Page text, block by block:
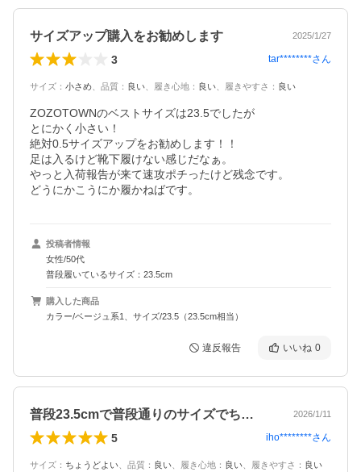
サイズアップ購入をお勧めします 2025/1/27
3 tar********さん
サイズ ： 小さめ 品質 ： 良い 履き心地 ： 良い 履きやすさ ： 良い
ZOZOTOWNのベストサイズは23.5でしたが
とにかく小さい！
絶対0.5サイズアップをお勧めします！！
足は入るけど靴下履けない感じだなぁ。
やっと入荷報告が来て速攻ポチったけど残念です。
どうにかこうにか履かねばです。
投稿者情報
女性/50代
普段履いているサイズ：23.5cm
購入した商品
カラー/ベージュ系1、サイズ/23.5（23.5cm相当）
違反報告 いいね 0
普段23.5cmで普段通りのサイズでち… 2026/1/11
5 iho********さん
サイズ ： ちょうどよい 品質 ： 良い 履き心地 ： 良い 履きやすさ ： 良い